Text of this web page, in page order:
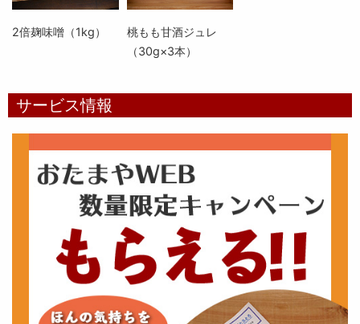
2倍麹味噌（1kg）
桃もも甘酒ジュレ
（30g×3本）
サービス情報